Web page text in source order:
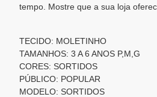
tempo. Mostre que a sua loja
TECIDO: MOLETINHO
TAMANHOS: 3 A 6 ANOS P,M,G
CORES: SORTIDOS
PÚBLICO: POPULAR
MODELO: SORTIDOS